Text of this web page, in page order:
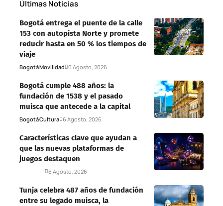
Últimas Noticias
Bogotá entrega el puente de la calle
153 con autopista Norte y promete
reducir hasta en 50 % los tiempos de
viaje
BogotáMovilidad 6 Agosto, 2026
Bogotá cumple 488 años: la
fundación de 1538 y el pasado
muisca que antecede a la capital
BogotáCultura 6 Agosto, 2026
Características clave que ayudan a
que las nuevas plataformas de
juegos destaquen
6 Agosto, 2026
Tunja celebra 487 años de fundación
entre su legado muisca, la